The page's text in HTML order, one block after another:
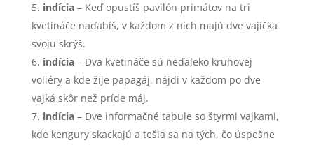
indícia– Keď opustíš pavilón primátov na tri
kvetináče naďabíš, v každom z nich majú dve vajíčka
svoju skrýš.
indícia– Dva kvetináče sú neďaleko kruhovej
voliéry a kde žije papagáj, nájdi v každom po dve
vajká skôr než príde máj.
indícia– Dve informačné tabule so štyrmi vajkami,
kde kengury skackajú a tešia sa na tých, čo úspešne